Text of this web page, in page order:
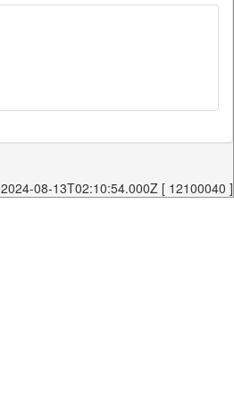
2024-08-13T02:10:54.000Z [ 12100040 ]